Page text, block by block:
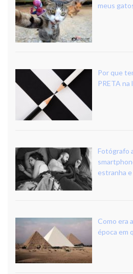
meus
Por que
PRETA
Fotógrafo
estranha
Como era
época em